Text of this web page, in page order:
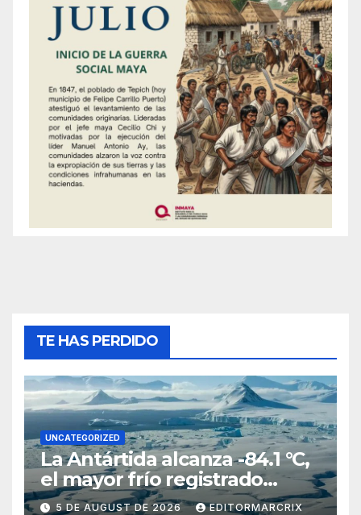
TE HAS PERDIDO
UNCATEGORIZED
La Antártida alcanza -84.1 °C,
el mayor frío registrado
desde 2012
5 DE AUGUST DE 2026 EDITORMARCRIX